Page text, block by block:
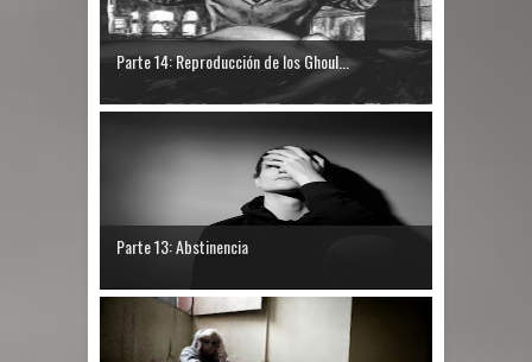
Parte 14: Reproducción de los Ghoul...
Parte 13: Abstinencia